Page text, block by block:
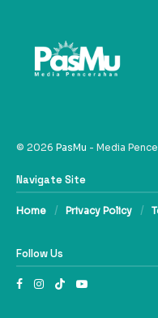
© 2026 PasMu - Media
Navigate Site
Home Privacy Policy
Follow Us